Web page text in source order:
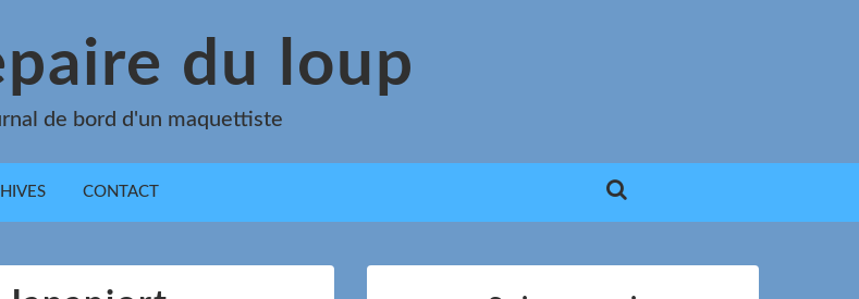
du loup
de bord d'un maquettiste
CONTACT